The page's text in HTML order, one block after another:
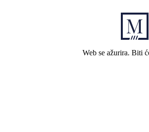
Web se ažurira. Biti